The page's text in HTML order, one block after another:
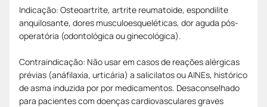
Indicação: Osteoartrite, artrite reumatoide, espondilite
anquilosante, dores musculoesqueléticas, dor aguda pós-
operatória (odontológica ou ginecológica).
Contraindicação: Não usar em casos de reações alérgicas
prévias (anáfilaxia, urticária) a salicilatos ou AINEs, histórico
de asma induzida por por medicamentos. Desaconselhado
para pacientes com doenças cardiovasculares graves